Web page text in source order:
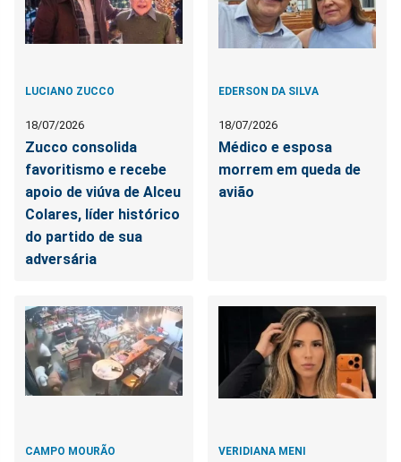
LUCIANO ZUCCO
18/07/2026
Zucco consolida
favoritismo e recebe
apoio de viúva de Alceu
Colares, líder histórico
do partido de sua
adversária
EDERSON DA SILVA
18/07/2026
Médico e esposa
morrem em queda de
avião
CAMPO MOURÃO VERIDIANA MENI